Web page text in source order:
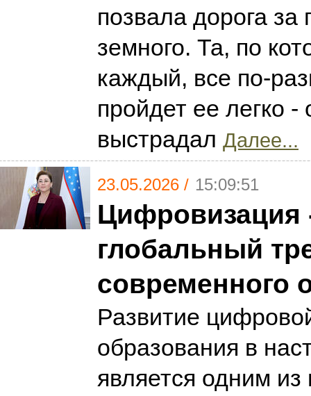
позвала дорога
земного. Та, по
каждый, все по-
пройдет ее легко -
выстрадал Далее...
23.05.2026 / 15:09:51
Цифровизация
глобальный
современного
Развитие
образования в
является одним из